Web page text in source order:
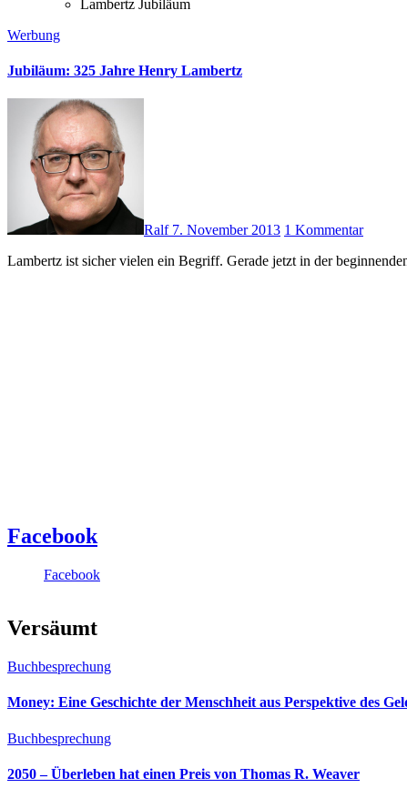
Lambertz Jubiläum
Werbung
Jubiläum: 325 Jahre Henry Lambertz
Ralf 7. November 2013 1 Kommentar
Lambertz ist sicher vielen ein Begriff. Gerade jetzt in der
Facebook
Facebook
Versäumt
Buchbesprechung
Money: Eine Geschichte der Menschheit aus Perspektive des
Buchbesprechung
2050 – Überleben hat einen Preis von Thomas R. Weaver